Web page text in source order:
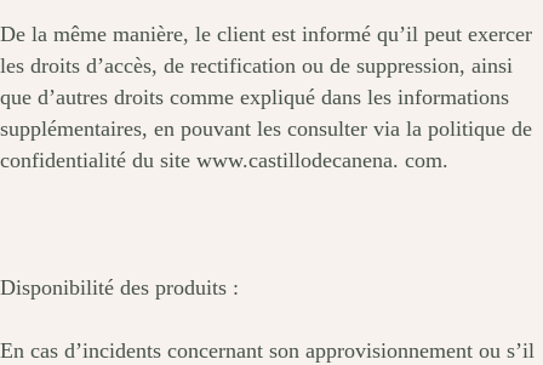
De la même manière, le client est informé qu’il peut exercer
les droits d’accès, de rectification ou de suppression, ainsi
que d’autres droits comme expliqué dans les informations
supplémentaires, en pouvant les consulter via la politique de
confidentialité du site www.castillodecanena. com.
Disponibilité des produits :
En cas d’incidents concernant son approvisionnement ou s’il